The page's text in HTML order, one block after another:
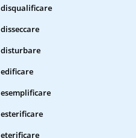
disqualificare
disseccare
disturbare
edificare
esemplificare
esterificare
eterificare